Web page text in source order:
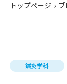
研修・講座
トップページ ›
鍼灸学科